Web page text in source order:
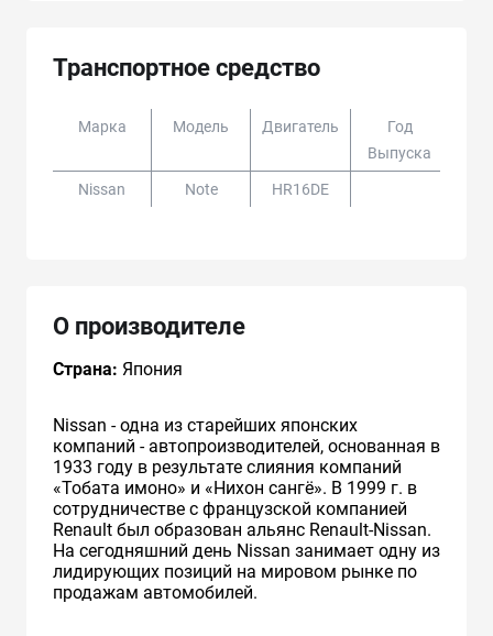
Транспортное средство
Марка Модель Двигатель
Год
Выпуска
Nissan Note HR16DE
О производителе
Страна: Япония
Nissan - одна из старейших японских
компаний - автопроизводителей, основанная в
1933 году в результате слияния компаний
«Тобата имоно» и «Нихон сангё». В 1999 г. в
сотрудничестве с французcкой компанией
Renault был образован альянс Renault-Nissan.
На сегодняшний день Nissan занимает одну из
лидирующих позиций на мировом рынке по
продажам автомобилей.